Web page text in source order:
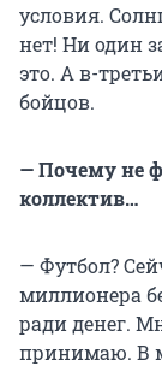
условия.
нет! Ни один
это. А в-
бойцов.
— Почему не
коллектив…
— Футбол?
миллионера
ради денег.
принимаю. В